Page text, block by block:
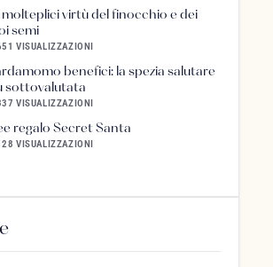
molteplici virtù del finocchio e dei
semi
VISUALIZZAZIONI
benefici: la spezia salutare
sottovalutata
VISUALIZZAZIONI
regalo Secret Santa
VISUALIZZAZIONI